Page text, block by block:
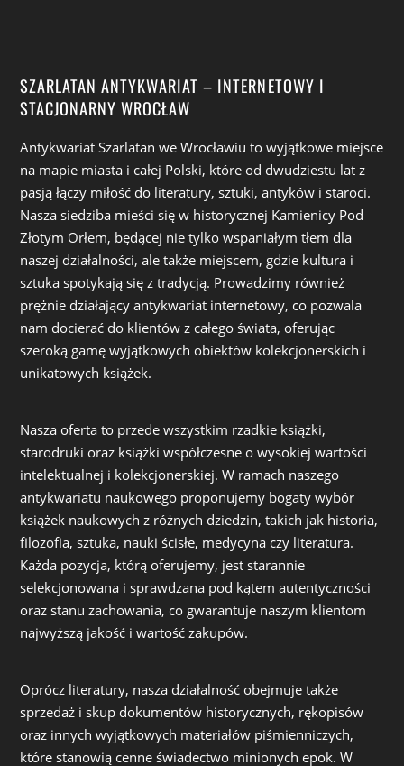
SZARLATAN ANTYKWARIAT – INTERNETOWY I
STACJONARNY WROCŁAW
Antykwariat Szarlatan we Wrocławiu to wyjątkowe miejsce
na mapie miasta i całej Polski, które od dwudziestu lat z
pasją łączy miłość do literatury, sztuki, antyków i staroci.
Nasza siedziba mieści się w historycznej Kamienicy Pod
Złotym Orłem, będącej nie tylko wspaniałym tłem dla
naszej działalności, ale także miejscem, gdzie kultura i
sztuka spotykają się z tradycją. Prowadzimy również
prężnie działający antykwariat internetowy, co pozwala
nam docierać do klientów z całego świata, oferując
szeroką gamę wyjątkowych obiektów kolekcjonerskich i
unikatowych książek.
Nasza oferta to przede wszystkim rzadkie książki,
starodruki oraz książki współczesne o wysokiej wartości
intelektualnej i kolekcjonerskiej. W ramach naszego
antykwariatu naukowego proponujemy bogaty wybór
książek naukowych z różnych dziedzin, takich jak historia,
filozofia, sztuka, nauki ścisłe, medycyna czy literatura.
Każda pozycja, którą oferujemy, jest starannie
selekcjonowana i sprawdzana pod kątem autentyczności
oraz stanu zachowania, co gwarantuje naszym klientom
najwyższą jakość i wartość zakupów.
Oprócz literatury, nasza działalność obejmuje także
sprzedaż i skup dokumentów historycznych, rękopisów
oraz innych wyjątkowych materiałów piśmienniczych,
które stanowią cenne świadectwo minionych epok. W